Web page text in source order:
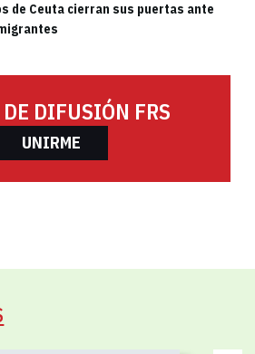
de Ceuta cierran sus puertas ante
DIFUSIÓN FRS
UNIRME